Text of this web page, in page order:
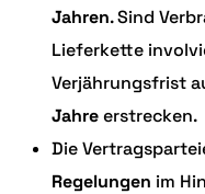
Jahren. Sind
Lieferkette
Verjährungsfrist
Jahreerstrecken.
Die
Regelungen im